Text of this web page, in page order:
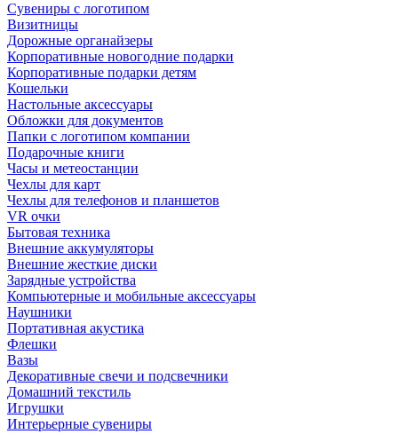
Сувениры с логотипом
Визитницы
Дорожные органайзеры
Корпоративные новогодние подарки
Корпоративные подарки детям
Кошельки
Настольные аксессуары
Обложки для документов
Папки с логотипом компании
Подарочные книги
Часы и метеостанции
Чехлы для карт
Чехлы для телефонов и планшетов
VR очки
Бытовая техника
Внешние аккумуляторы
Внешние жесткие диски
Зарядные устройства
Компьютерные и мобильные аксессуары
Наушники
Портативная акустика
Флешки
Вазы
Декоративные свечи и подсвечники
Домашний текстиль
Игрушки
Интерьерные сувениры